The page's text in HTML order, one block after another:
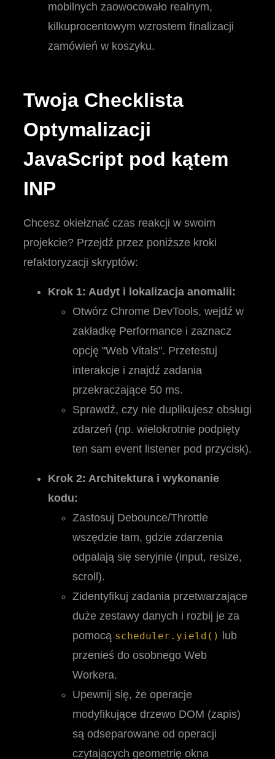
mobilnych zaowocowało realnym,
kilkuprocentowym wzrostem finalizacji
zamówień w koszyku.
Twoja Checklista
Optymalizacji
JavaScript pod kątem
INP
Chcesz okiełznać czas reakcji w swoim
projekcie? Przejdź przez poniższe kroki
refaktoryzacji skryptów:
Krok 1: Audyt i lokalizacja anomalii:
Otwórz Chrome DevTools, wejdź w
zakładkę Performance i zaznacz
opcję "Web Vitals". Przetestuj
interakcje i znajdź zadania
przekraczające 50 ms.
Sprawdź, czy nie duplikujesz obsługi
zdarzeń (np. wielokrotnie podpięty
ten sam event listener pod przycisk).
Krok 2: Architektura i wykonanie
kodu:
Zastosuj Debounce/Throttle
wszędzie tam, gdzie zdarzenia
odpalają się seryjnie (input, resize,
scroll).
Zidentyfikuj zadania przetwarzające
duże zestawy danych i rozbij je za
pomocą scheduler.yield()
lub
przenieś do osobnego Web
Workera.
Upewnij się, że operacje
modyfikujące drzewo DOM (zapis)
są odseparowane od operacji
czytających geometrię okna